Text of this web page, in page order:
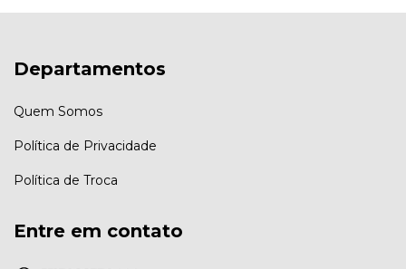
Departamentos
Quem Somos
Política de Privacidade
Política de Troca
Entre em contato